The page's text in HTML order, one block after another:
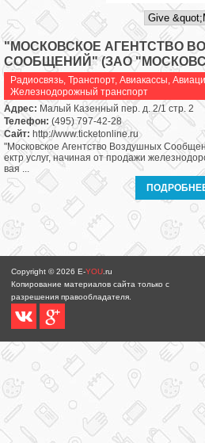
"МОСКОВСКОЕ АГЕНТСТВО
СООБЩЕНИЙ" (ЗАО
Радиосвязь, Транспорт, Авиакассы,
Железнодорожный транспорт
Адрес: Малый Казенный пер. д. 2/1 стр. 2
Телефон: (495) 797-42-28
Сайт: http://www.ticketonline.ru
"Московское Агентство Воздушных
ектр услуг, начиная от продажи
вая ...
Copyright © 2026 E-YOU .ru
Копирование материалов сайта только с
разрешения правообладателя.